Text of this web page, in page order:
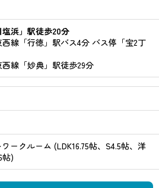
浜」駅徒歩20分
線「行徳」駅バス4分 バス停「宝2丁
線「妙典」駅徒歩29分
ークルーム (LDK16.75帖、S4.5帖、洋
帖)